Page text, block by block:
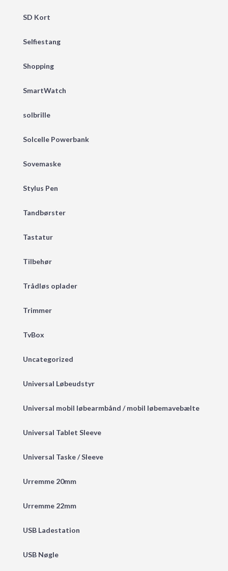
SD Kort
Selfiestang
Shopping
SmartWatch
solbrille
Solcelle Powerbank
Sovemaske
Stylus Pen
Tandbørster
Tastatur
Tilbehør
Trådløs oplader
Trimmer
TvBox
Uncategorized
Universal Løbeudstyr
Universal mobil løbearmbånd / mobil løbemavebælte
Universal Tablet Sleeve
Universal Taske / Sleeve
Urremme 20mm
Urremme 22mm
USB Ladestation
USB Nøgle